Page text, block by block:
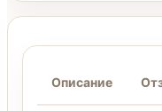
Описание